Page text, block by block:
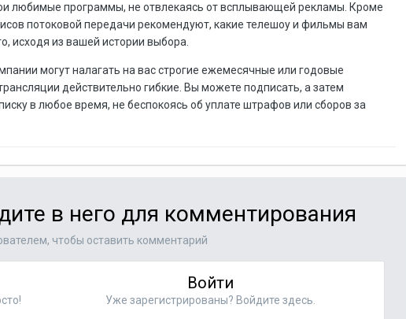
любимые программы, не отвлекаясь от всплывающей рекламы. Кроме
потоковой передачи рекомендуют, какие телешоу и фильмы вам
исходя из вашей истории выбора.
могут налагать на вас строгие ежемесячные или годовые
действительно гибкие. Вы можете подписать, а затем
в любое время, не беспокоясь об уплате штрафов или сборов за
в него для комментирования
чтобы оставить комментарий
Войти
Уже зарегистрированы? Войдите здесь.